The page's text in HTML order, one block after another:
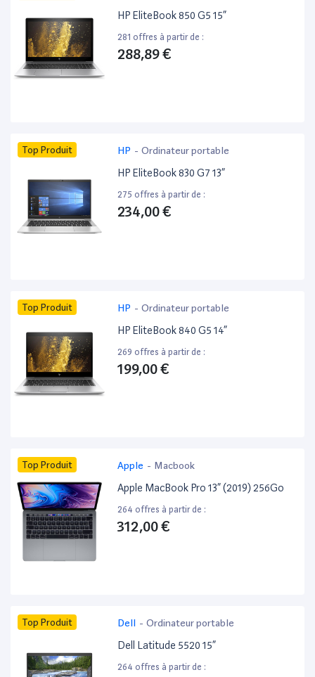
HP EliteBook 850 G5 15”
281 offres à partir de :
288,89 €
Top Produit HP - Ordinateur portable
HP EliteBook 830 G7 13”
275 offres à partir de :
234,00 €
Top Produit HP - Ordinateur portable
HP EliteBook 840 G5 14”
269 offres à partir de :
199,00 €
Top Produit Apple - Macbook
Apple MacBook Pro 13” (2019) 256Go
264 offres à partir de :
312,00 €
Top Produit Dell - Ordinateur portable
Dell Latitude 5520 15”
264 offres à partir de :